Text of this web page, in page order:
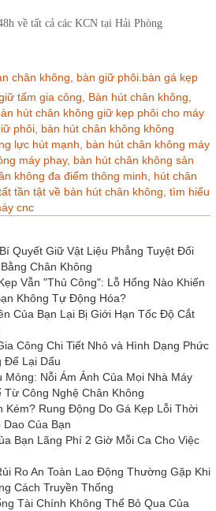
về tất cả các KCN tại Hải Phòng
chân không, bàn giữ phôi.bàn gá kẹp
tấm gia công, Bàn hút chân không,
hút chân không giữ kẹp phôi cho máy
phôi, bàn hút chân không không
lực hút mạnh, bàn hút chân không máy
máy phay, bàn hút chân không sản
không đa điểm thông minh, hút chân
tần tật về bàn hút chân không, tìm hiểu
cnc
Quyết Giữ Vật Liệu Phẳng Tuyệt Đối
Chân Không
Vẫn "Thủ Công": Lỗ Hổng Nào Khiến
Không Tự Động Hóa?
Của Bạn Lại Bị Giới Hạn Tốc Độ Cắt
Công Chi Tiết Nhỏ và Hình Dạng Phức
Để Lại Dấu
Mỏng: Nỗi Ám Ảnh Của Mọi Nhà Máy
Công Nghệ Chân Không
Kém? Rung Động Do Gá Kẹp Lỗi Thời
Của Bạn
Bạn Lãng Phí 2 Giờ Mỗi Ca Cho Việc
Ro An Toàn Lao Động Thường Gặp Khi
Cách Truyền Thống
Tài Chính Không Thể Bỏ Qua Của